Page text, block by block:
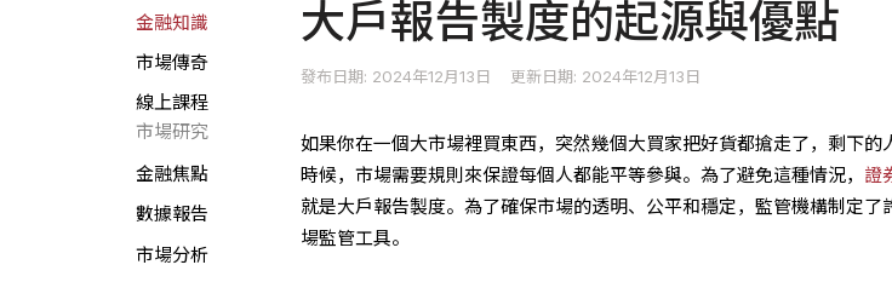
金融知識
市場傳奇
線上課程
市場研究
金融焦點
數據報告
市場分析
大戶報告製度的起源與優點
發布日期: 2024年12月13日 更新日期: 2024年12月13日
如果你在一個大市場裡買東西，突然幾個大買家把好貨都搶走了，剩下的
時候，市場需要規則來保證每個人都能平等參與。為了避免這種情況， 證
就是大戶報告製度。為了確保市場的透明、公平和穩定，監管機構制定了
場監管工具。